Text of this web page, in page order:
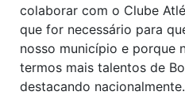
colaborar com o Clube
que for necessário para
nosso município e porque
termos mais talentos de
destacando nacionalmente.